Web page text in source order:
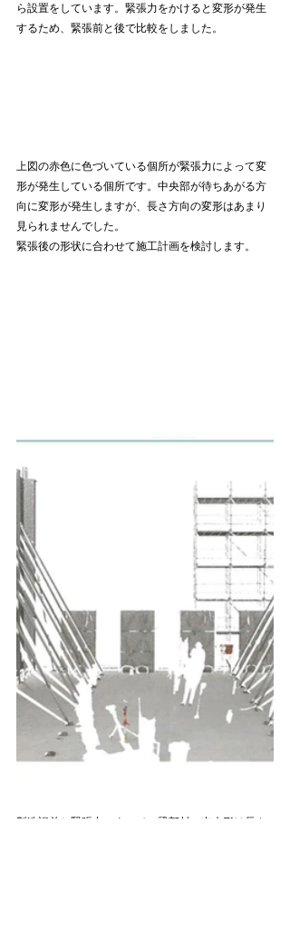
ら設置をしています。緊張力をかけると変形が発生
するため、緊張前と後で比較をしました。
上図の赤色に色づいている個所が緊張力によって変
形が発生している個所です。中央部が待ちあがる方
向に変形が発生しますが、長さ方向の変形はあまり
見られませんでした。
緊張後の形状に合わせて施工計画を検討します。
製造誤差と緊張力によって、梁部材の出来形は長さ